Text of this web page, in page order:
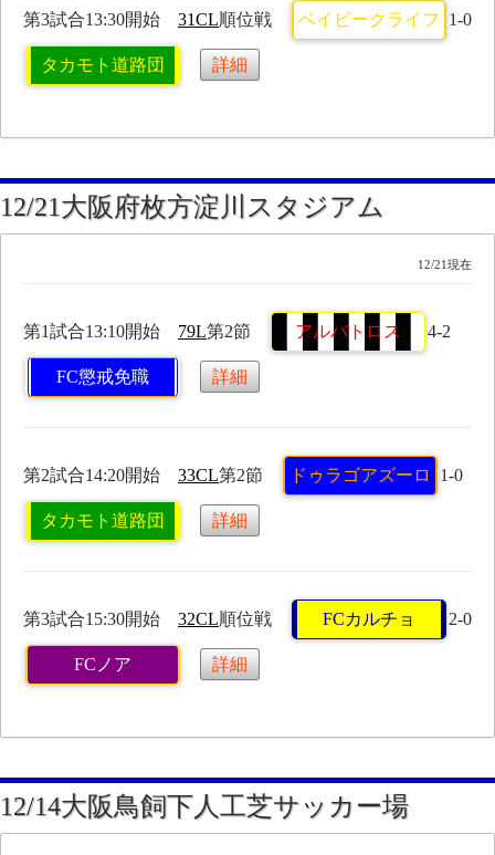
第3試合13:30開始 31CL順位戦 ベイビークライフ 1-0
タカモト道路団 詳細
12/21大阪府枚方淀川スタジアム
12/21現在
第1試合13:10開始 79L第2節 アルバトロス 4-2
FC懲戒免職 詳細
第2試合14:20開始 33CL第2節 ドゥラゴアズーロ 1-0
タカモト道路団 詳細
第3試合15:30開始 32CL順位戦 FCカルチョ 2-0
FCノア 詳細
12/14大阪鳥飼下人工芝サッカー場